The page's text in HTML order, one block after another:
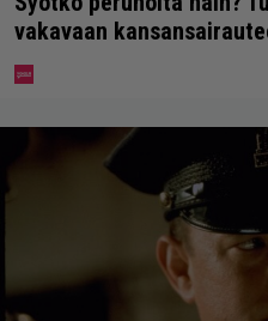
vakavaan